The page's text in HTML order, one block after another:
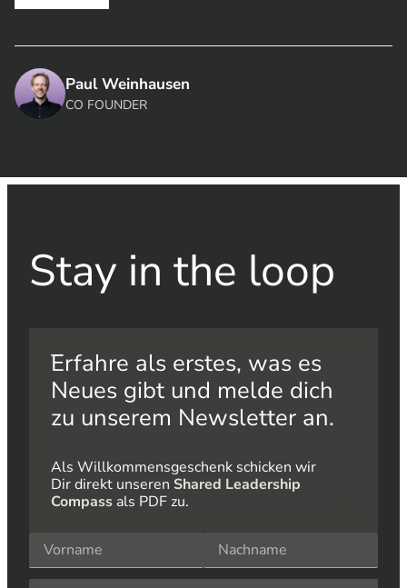
Paul Weinhausen
CO FOUNDER
Stay in the loop​
Erfahre als erstes, was es
Neues gibt und melde dich
zu unserem Newsletter an.
Als Willkommensgeschenk schicken wir
Dir direkt unseren Shared Leadership
Compass als PDF zu.